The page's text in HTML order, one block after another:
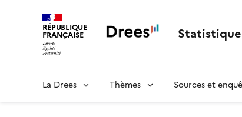
RÉPUBLIQUE
FRANÇAISE
La Drees Thèmes Sources et